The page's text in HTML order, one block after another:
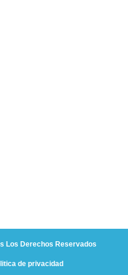
Los Derechos Reservados
de privacidad